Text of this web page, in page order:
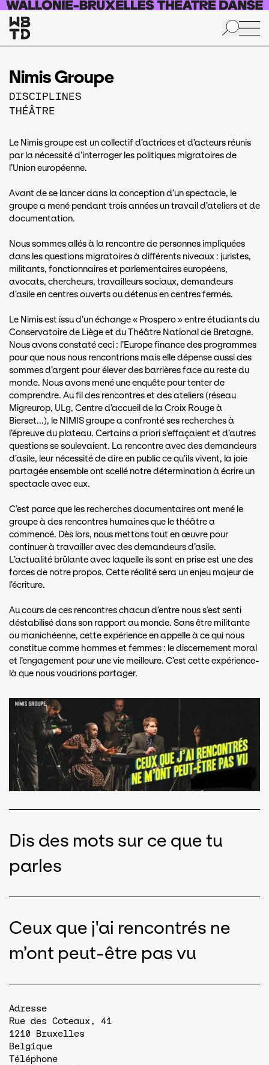
Aller au contenu principal
Nimis Groupe
DISCIPLINES
THÉÂTRE
Le Nimis groupe est un collectif d’actrices et d’acteurs réunis
par la nécessité d’interroger les politiques migratoires de
l’Union européenne.
Avant de se lancer dans la conception d’un spectacle, le
groupe a mené pendant trois années un travail d’ateliers et de
documentation.
Nous sommes allés à la rencontre de personnes impliquées
dans les questions migratoires à différents niveaux : juristes,
militants, fonctionnaires et parlementaires européens,
avocats, chercheurs, travailleurs sociaux, demandeurs
d’asile en centres ouverts ou détenus en centres fermés.
Le Nimis est issu d’un échange « Prospero » entre étudiants du
Conservatoire de Liège et du Théâtre National de Bretagne.
Nous avons constaté ceci : l’Europe finance des programmes
pour que nous nous rencontrions mais elle dépense aussi des
sommes d’argent pour élever des barrières face au reste du
monde. Nous avons mené une enquête pour tenter de
comprendre. Au fil des rencontres et des ateliers (réseau
Migreurop, ULg, Centre d’accueil de la Croix Rouge à
Bierset...), le NIMIS groupe a confronté ses recherches à
l’épreuve du plateau. Certains a priori s’effaçaient et d’autres
questions se soulevaient. La rencontre avec des demandeurs
d’asile, leur nécessité de dire en public ce qu’ils vivent, la joie
partagée ensemble ont scellé notre détermination à écrire un
spectacle avec eux.
C’est parce que les recherches documentaires ont mené le
groupe à des rencontres humaines que le théâtre a
commencé. Dès lors, nous mettons tout en œuvre pour
continuer à travailler avec des demandeurs d’asile.
L’actualité brûlante avec laquelle ils sont en prise est une des
forces de notre propos. Cette réalité sera un enjeu majeur de
l’écriture.
Au cours de ces rencontres chacun d’entre nous s’est senti
déstabilisé dans son rapport au monde. Sans être militante
ou manichéenne, cette expérience en appelle à ce qui nous
constitue comme hommes et femmes : le discernement moral
et l’engagement pour une vie meilleure. C’est cette expérience-
là que nous voudrions partager.
Dis des mots sur ce que tu
parles
Ceux que j'ai rencontrés ne
m’ont peut-être pas vu
Adresse
Rue des Coteaux, 41
1210
Bruxelles
Belgique
Téléphone